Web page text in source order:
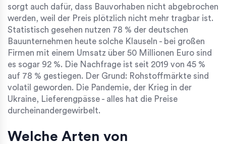
sorgt auch dafür, dass Bauvorhaben nicht abgebrochen
werden, weil der Preis plötzlich nicht mehr tragbar ist.
Statistisch gesehen nutzen 78 % der deutschen
Bauunternehmen heute solche Klauseln - bei großen
Firmen mit einem Umsatz über 50 Millionen Euro sind
es sogar 92 %. Die Nachfrage ist seit 2019 von 45 %
auf 78 % gestiegen. Der Grund: Rohstoffmärkte sind
volatil geworden. Die Pandemie, der Krieg in der
Ukraine, Lieferengpässe - alles hat die Preise
durcheinandergewirbelt.
Welche Arten von